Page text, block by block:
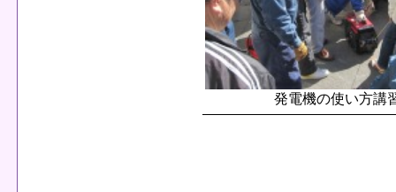
発電機の使い方講